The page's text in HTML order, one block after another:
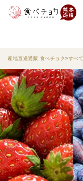
産地直送通販 食べチョク すべ